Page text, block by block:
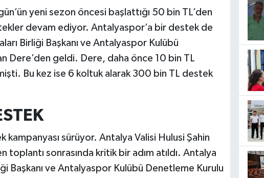
yeni sezon öncesi başlattığı 50 bin TL’den
devam ediyor. Antalyaspor’a bir destek de
Birliği Başkanı ve Antalyaspor Kulübü
Dere’den geldi. Dere, daha önce 10 bin TL
Bu kez ise 6 koltuk alarak 300 bin TL destek
sürüyor. Antalya Valisi Hulusi Şahin
toplantı sonrasında kritik bir adım atıldı. Antalya
Başkanı ve Antalyaspor Kulübü Denetleme Kurulu